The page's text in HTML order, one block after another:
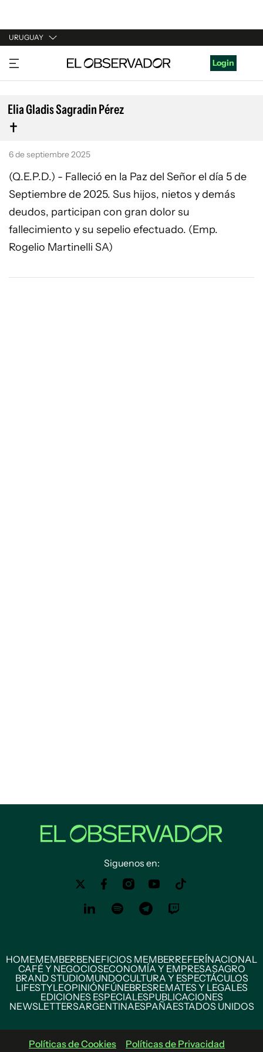
URUGUAY
URUGUAY
ARGENTINA
ESPAÑA
ESTADOS UNIDOS
Login
Elia Gladis Sagradin Pérez
6 de septiembre 2025
(Q.E.P.D.) - Falleció en la Paz del Señor el día 5 de
Septiembre de 2025. Sus hijos, nietos y demás
deudos, participan con gran dolor su
fallecimiento y su sepelio efectuado. (Emp.
Rogelio Martinelli SA)
Siguenos en:
HOMEMEMBERBENEFICIOS MEMBERREFERÍNACIONAL
CAFÉ Y NEGOCIOSECONOMÍA Y EMPRESASAGRO
BRAND STUDIOMUNDOCULTURA Y ESPECTÁCULOS
LIFESTYLEOPINIÓNFÚNEBRESREMATES Y LEGALES
EDICIONES ESPECIALESPUBLICACIONES
NEWSLETTERSARGENTINAESPAÑAESTADOS UNIDOS
Políticas de Cookies Políticas de Privacidad